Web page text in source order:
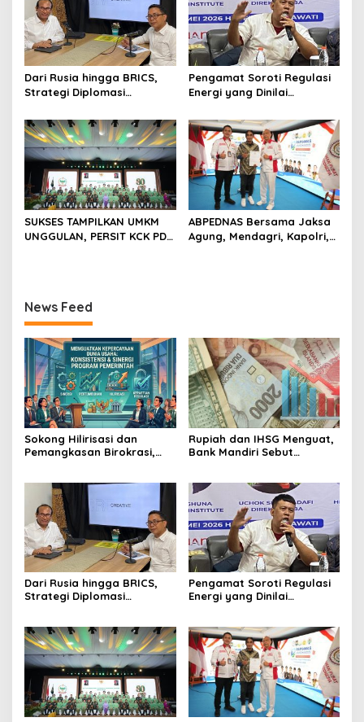
Dari Rusia hingga BRICS,
Strategi Diplomasi
Energi Nasional
Pengamat Soroti Regulasi
Energi yang Dinilai
Tambang
SUKSES TAMPILKAN UMKM
UNGGULAN, PERSIT KCK PD
ABPEDNAS Bersama Jaksa
Agung, Mendagri, Kapolri,
News Feed
Sokong Hilirisasi dan
Pemangkasan Birokrasi,
Bernilai
Rupiah dan IHSG Menguat,
Bank Mandiri Sebut
Dari Rusia hingga BRICS,
Strategi Diplomasi
Pengamat Soroti Regulasi
Energi yang Dinilai